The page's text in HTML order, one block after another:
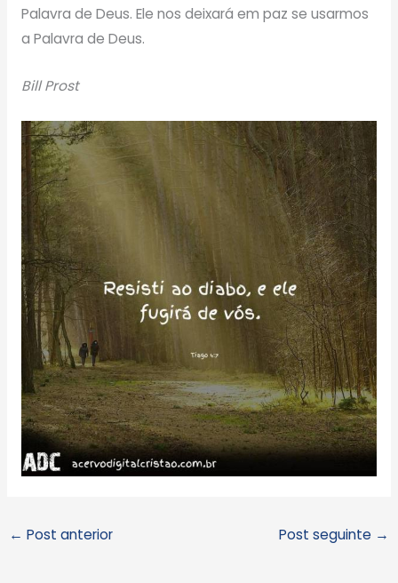
Palavra de Deus. Ele nos deixará em paz se usarmos
a Palavra de Deus.
Bill Prost
← Post anterior Post seguinte →